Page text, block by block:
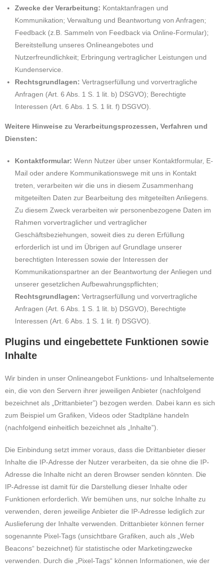
Zwecke der Verarbeitung: Kontaktanfragen und
Kommunikation; Verwaltung und Beantwortung von Anfragen;
Feedback (z.B. Sammeln von Feedback via Online-Formular);
Bereitstellung unseres Onlineangebotes und
Nutzerfreundlichkeit; Erbringung vertraglicher Leistungen und
Kundenservice.
Rechtsgrundlagen: Vertragserfüllung und vorvertragliche
Anfragen (Art. 6 Abs. 1 S. 1 lit. b) DSGVO); Berechtigte
Interessen (Art. 6 Abs. 1 S. 1 lit. f) DSGVO).
Weitere Hinweise zu Verarbeitungsprozessen, Verfahren und
Diensten:
Kontaktformular: Wenn Nutzer über unser Kontaktformular, E-
Mail oder andere Kommunikationswege mit uns in Kontakt
treten, verarbeiten wir die uns in diesem Zusammenhang
mitgeteilten Daten zur Bearbeitung des mitgeteilten Anliegens.
Zu diesem Zweck verarbeiten wir personenbezogene Daten im
Rahmen vorvertraglicher und vertraglicher
Geschäftsbeziehungen, soweit dies zu deren Erfüllung
erforderlich ist und im Übrigen auf Grundlage unserer
berechtigten Interessen sowie der Interessen der
Kommunikationspartner an der Beantwortung der Anliegen und
unserer gesetzlichen Aufbewahrungspflichten;
Rechtsgrundlagen: Vertragserfüllung und vorvertragliche
Anfragen (Art. 6 Abs. 1 S. 1 lit. b) DSGVO), Berechtigte
Interessen (Art. 6 Abs. 1 S. 1 lit. f) DSGVO).
Plugins und eingebettete Funktionen sowie
Inhalte
Wir binden in unser Onlineangebot Funktions- und Inhaltselemente
ein, die von den Servern ihrer jeweiligen Anbieter (nachfolgend
bezeichnet als „Drittanbieter”) bezogen werden. Dabei kann es sich
zum Beispiel um Grafiken, Videos oder Stadtpläne handeln
(nachfolgend einheitlich bezeichnet als „Inhalte”).
Die Einbindung setzt immer voraus, dass die Drittanbieter dieser
Inhalte die IP-Adresse der Nutzer verarbeiten, da sie ohne die IP-
Adresse die Inhalte nicht an deren Browser senden könnten. Die
IP-Adresse ist damit für die Darstellung dieser Inhalte oder
Funktionen erforderlich. Wir bemühen uns, nur solche Inhalte zu
verwenden, deren jeweilige Anbieter die IP-Adresse lediglich zur
Auslieferung der Inhalte verwenden. Drittanbieter können ferner
sogenannte Pixel-Tags (unsichtbare Grafiken, auch als „Web
Beacons“ bezeichnet) für statistische oder Marketingzwecke
verwenden. Durch die „Pixel-Tags“ können Informationen, wie der